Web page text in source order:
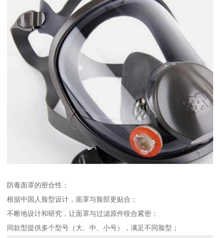
防毒面罩的密合性：
根据中国人脸型设计，面罩与脸部更贴合；
不断地设计和研究，让面罩与过滤原件咬合紧密；
同款型提供多个型号（大、中、小号），满足不同脸型；